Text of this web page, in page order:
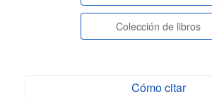
Colección de libros
Cómo citar